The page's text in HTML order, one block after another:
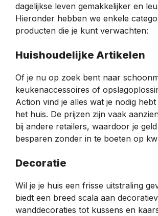
dagelijkse leven gemakkelijker en
Hieronder hebben we enkele
producten die je kunt verwachten:
Huishoudelijke Artikelen
Of je nu op zoek bent naar
keukenaccessoires of
Action vind je alles wat je nodig
het huis. De prijzen zijn vaak
bij andere retailers, waardoor je
besparen zonder in te boeten op
Decoratie
Wil je je huis een frisse uitstraling
biedt een breed scala aan
wanddecoraties tot kussens en